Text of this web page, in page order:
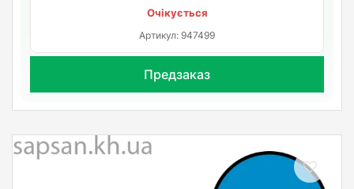
Очікується
Артикул: 947499
Предзаказ